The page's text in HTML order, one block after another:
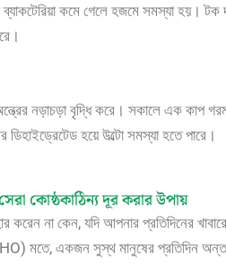
কমে গেলে হজমে সমস্যা হয়। টক
নড়াচড়া বৃদ্ধি করে। সকালে এক কাপ
হয়ে উল্টো সমস্যা হতে পারে।
কোষ্ঠকাঠিন্য দূর করার উপায়
করেন না কেন, যদি আপনার প্রতিদিনের
মতে, একজন সুস্থ মানুষের প্রতিদিন